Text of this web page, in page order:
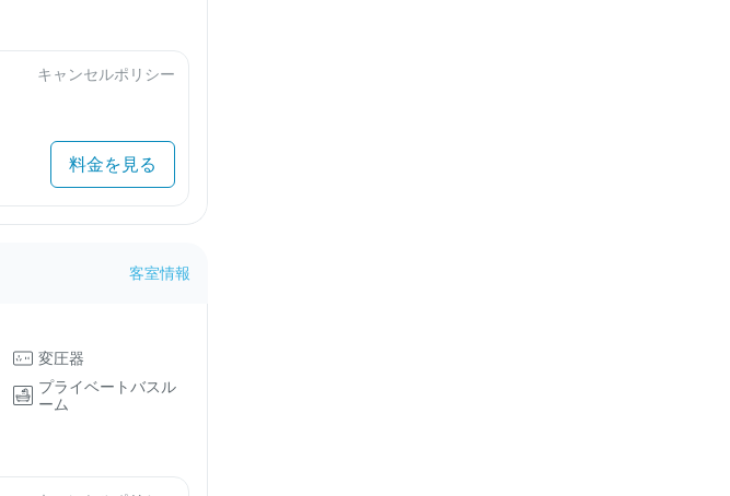
キャンセルポリシー
料金を見る
客室情報
変圧器
プライベートバスル
ーム